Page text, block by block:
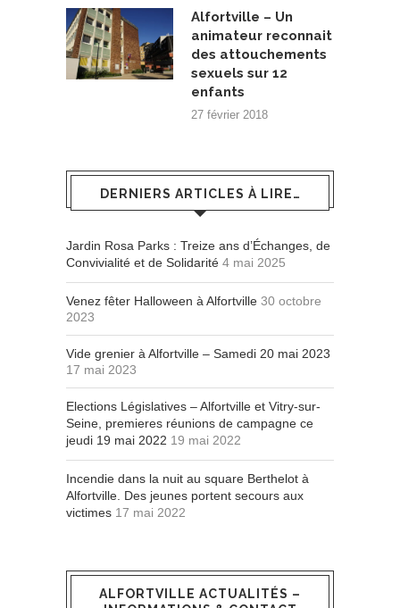
Alfortville – Un
animateur reconnait
des attouchements
sexuels sur 12
enfants
27 février 2018
DERNIERS ARTICLES À LIRE…
Jardin Rosa Parks : Treize ans d’Échanges, de
Convivialité et de Solidarité 4 mai 2025
Venez fêter Halloween à Alfortville 30 octobre
2023
Vide grenier à Alfortville – Samedi 20 mai 2023
17 mai 2023
Elections Législatives – Alfortville et Vitry-sur-
Seine, premieres réunions de campagne ce
jeudi 19 mai 2022 19 mai 2022
Incendie dans la nuit au square Berthelot à
Alfortville. Des jeunes portent secours aux
victimes 17 mai 2022
ALFORTVILLE ACTUALITÉS –